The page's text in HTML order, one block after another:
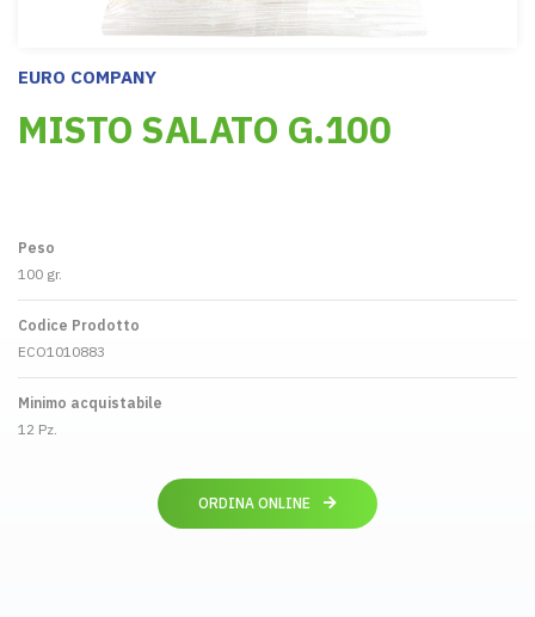
EURO COMPANY
MISTO SALATO G.100
Peso
100 gr.
Codice Prodotto
ECO1010883
Minimo acquistabile
12 Pz.
ORDINA ONLINE